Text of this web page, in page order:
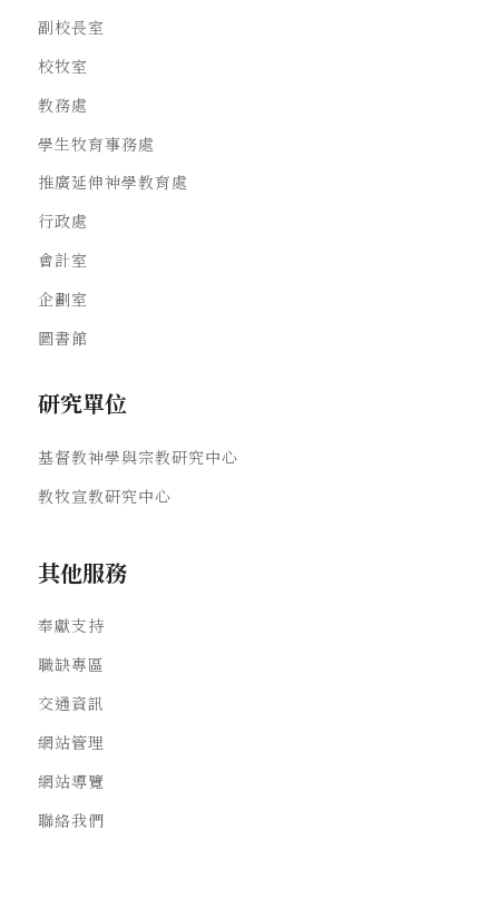
副校長室
校牧室
教務處
學生牧育事務處
推廣延伸神學教育處
行政處
會計室
企劃室
圖書館
研究單位
基督教神學與宗教研究中心
教牧宣教研究中心
其他服務
奉獻支持
職缺專區
交通資訊
網站管理
網站導覽
聯絡我們